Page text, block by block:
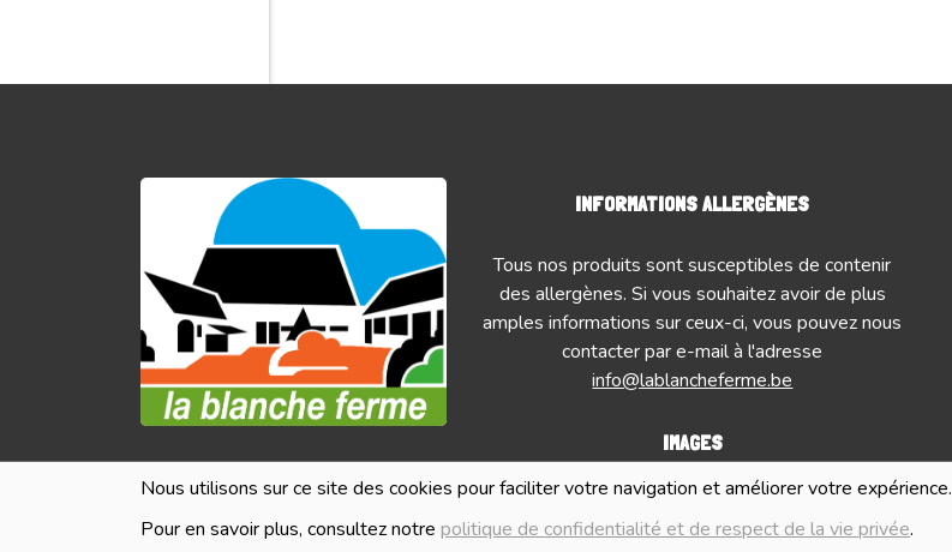
Nous utilisons sur ce site des cookies pour faciliter votre navigation et améliorer votre expérience.
Pour en savoir plus, consultez notre politique de confidentialité et de respect de la vie privée.
Lundi Fermé
INFORMATIONS ALLERGÈNES
Tous nos produits sont susceptibles de contenir
des allergènes. Si vous souhaitez avoir de plus
amples informations sur ceux-ci, vous pouvez nous
contacter par e-mail à l'adresse
info@lablancheferme.be
IMAGES
Les images présentées pour illuster les produits
en vente sur ce site ne sont pas contractuelles.